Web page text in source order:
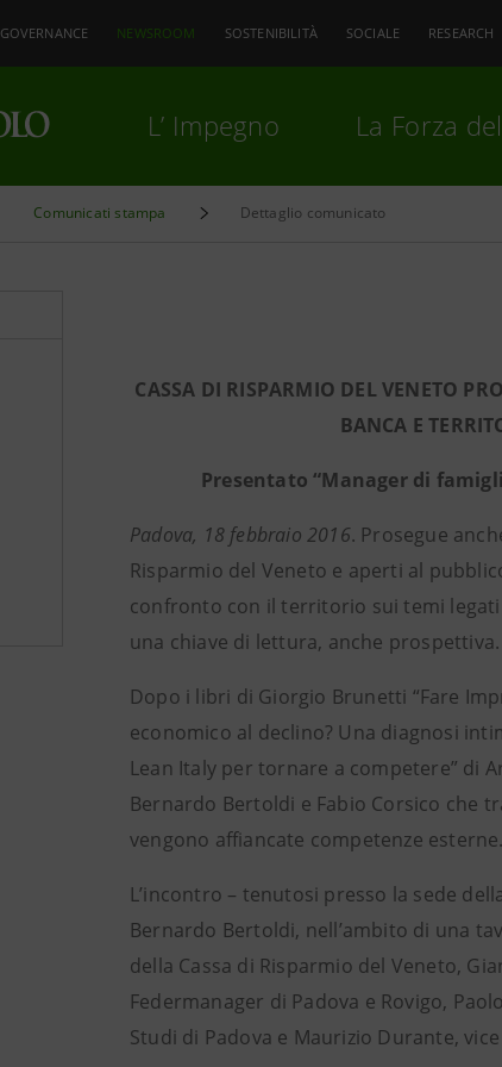
GOVERNANCE NEWSROOM SOSTENIBILITÀ SOCIALE RESEARCH
L’ Impegno La Forza
Comunicati stampa Dettaglio comunicato
CASSA DI RISPARMIO DEL VENETO
BANCA E
Presentato “Manager di
Padova, 18 febbraio 2016. Prosegue
Risparmio del Veneto e aperti al
confronto con il territorio sui temi
una chiave di lettura, anche prospettiva.
Dopo i libri di Giorgio Brunetti “Fare
economico al declino? Una diagnosi
Lean Italy per tornare a competere” di
Bernardo Bertoldi e Fabio Corsico che
vengono affiancate competenze esterne.
L’incontro – tenutosi presso la sede
Bernardo Bertoldi, nell’ambito di una
della Cassa di Risparmio del Veneto,
Federmanager di Padova e Rovigo,
Studi di Padova e Maurizio Durante,